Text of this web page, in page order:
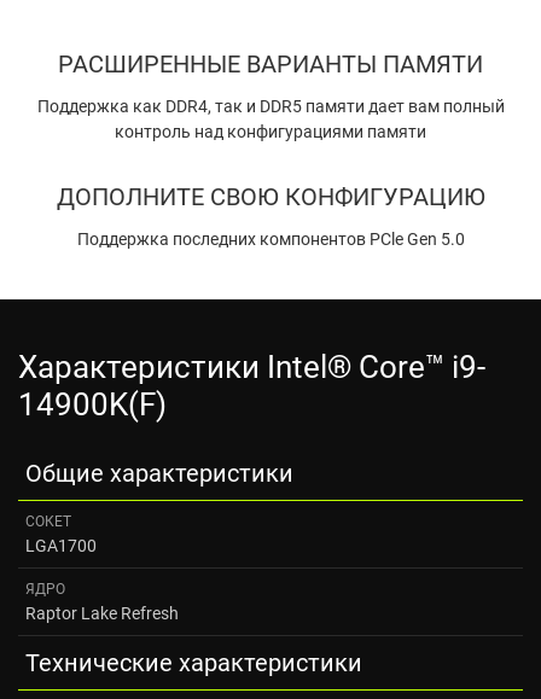
РАСШИРЕННЫЕ ВАРИАНТЫ ПАМЯТИ
Поддержка как DDR4, так и DDR5 памяти дает вам полный
контроль над конфигурациями памяти
ДОПОЛНИТЕ СВОЮ КОНФИГУРАЦИЮ
Поддержка последних компонентов PCle Gen 5.0
Характеристики Intel® Core™ i9-
14900K(F)
Общие характеристики
СОКЕТ
LGA1700
ЯДРО
Raptor Lake Refresh
Технические характеристики